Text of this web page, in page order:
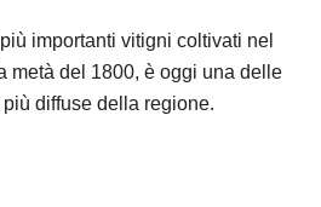
importanti vitigni coltivati nel
metà del 1800, è oggi una delle
diffuse della regione.